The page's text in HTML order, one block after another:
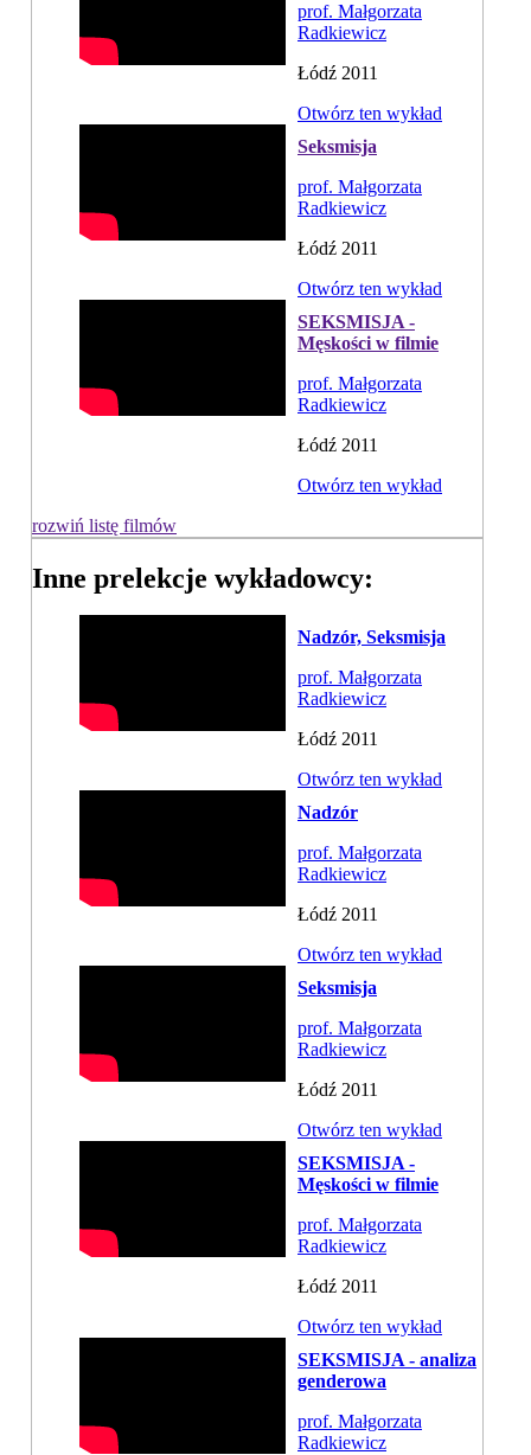
prof. Małgorzata
Radkiewicz
Łódź 2011
Otwórz ten wykład
Seksmisja
prof. Małgorzata
Radkiewicz
Łódź 2011
Otwórz ten wykład
SEKSMISJA -
Męskości w filmie
prof. Małgorzata
Radkiewicz
Łódź 2011
Otwórz ten wykład
rozwiń listę filmów
Inne prelekcje wykładowcy:
Nadzór, Seksmisja
prof. Małgorzata
Radkiewicz
Łódź 2011
Otwórz ten wykład
Nadzór
prof. Małgorzata
Radkiewicz
Łódź 2011
Otwórz ten wykład
Seksmisja
prof. Małgorzata
Radkiewicz
Łódź 2011
Otwórz ten wykład
SEKSMISJA -
Męskości w filmie
prof. Małgorzata
Radkiewicz
Łódź 2011
Otwórz ten wykład
SEKSMISJA - analiza
genderowa
prof. Małgorzata
Radkiewicz